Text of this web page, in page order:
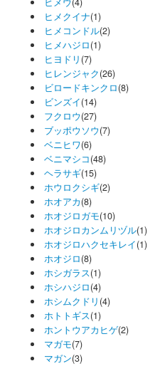
ヒメクイナ(1)
ヒメコンドル(2)
ヒメハジロ(1)
ヒヨドリ (7)
ヒレンジャク(26)
ビロードキンクロ(8)
ビンズイ(14)
フクロウ(27)
ブッポウソウ(7)
ベニヒワ(6)
ベニマシコ(48)
ヘラサギ(15)
ホウロクシギ(2)
ホオアカ(8)
ホオジロガモ(10)
ホオジロカンムリヅル(1)
ホオジロハクセキレイ(1)
ホオジロ(8)
ホシガラス(1)
ホシハジロ(4)
ホシムクドリ (4)
ホトトギス(1)
ホントウアカヒゲ(2)
マガモ(7)
マガン(3)